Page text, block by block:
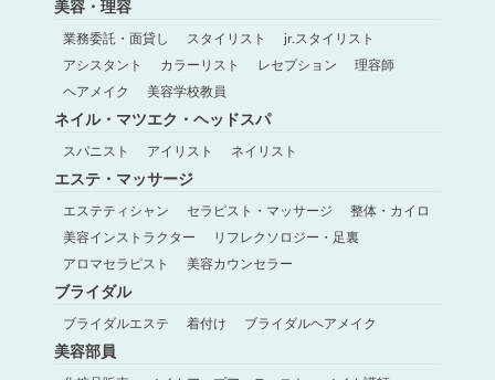
美容・理容
業務委託・面貸し スタイリスト
jr.スタイリスト
アシスタント
カラーリスト レセプション
理容師
ヘアメイク
美容学校教員
ネイル・マツエク・ヘッドスパ
スパニスト アイリスト ネイリスト
エステ・マッサージ
エステティシャン セラピスト・マッサージ
整体・カイロ
美容インストラクター
リフレクソロジー・足裏
アロマセラピスト
美容カウンセラー
ブライダル
ブライダルエステ 着付け ブライダルヘアメイク
美容部員